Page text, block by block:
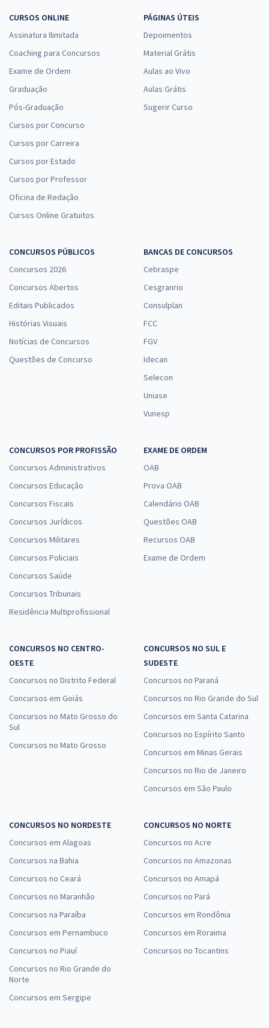
CURSOS ONLINE
Assinatura Ilimitada
Coaching para Concursos
Exame de Ordem
Graduação
Pós-Graduação
Cursos por Concurso
Cursos por Carreira
Cursos por Estado
Cursos por Professor
Oficina de Redação
Cursos Online Gratuitos
PÁGINAS ÚTEIS
Depoimentos
Material Grátis
Aulas ao Vivo
Aulas Grátis
Sugerir Curso
CONCURSOS PÚBLICOS
Concursos 2026
Concursos Abertos
Editais Publicados
Histórias Visuais
Notícias de Concursos
Questões de Concurso
BANCAS DE CONCURSOS
Cebraspe
Cesgranrio
Consulplan
FCC
FGV
Idecan
Selecon
Uniase
Vunesp
CONCURSOS POR PROFISSÃO
Concursos Administrativos
Concursos Educação
Concursos Fiscais
Concursos Jurídicos
Concursos Militares
Concursos Policiais
Concursos Saúde
Concursos Tribunais
Residência Multiprofissional
EXAME DE ORDEM
OAB
Prova OAB
Calendário OAB
Questões OAB
Recursos OAB
Exame de Ordem
CONCURSOS NO CENTRO-
OESTE
Concursos no Distrito Federal
Concursos em Goiás
Concursos no Mato Grosso do
Sul
Concursos no Mato Grosso
CONCURSOS NO SUL E
SUDESTE
Concursos no Paraná
Concursos no Rio Grande do Sul
Concursos em Santa Catarina
Concursos no Espírito Santo
Concursos em Minas Gerais
Concursos no Rio de Janeiro
Concursos em São Paulo
CONCURSOS NO NORDESTE
Concursos em Alagoas
Concursos na Bahia
Concursos no Ceará
Concursos no Maranhão
Concursos na Paraíba
Concursos em Pernambuco
Concursos no Piauí
Concursos no Rio Grande do
Norte
Concursos em Sergipe
CONCURSOS NO NORTE
Concursos no Acre
Concursos no Amazonas
Concursos no Amapá
Concursos no Pará
Concursos em Rondônia
Concursos em Roraima
Concursos no Tocantins